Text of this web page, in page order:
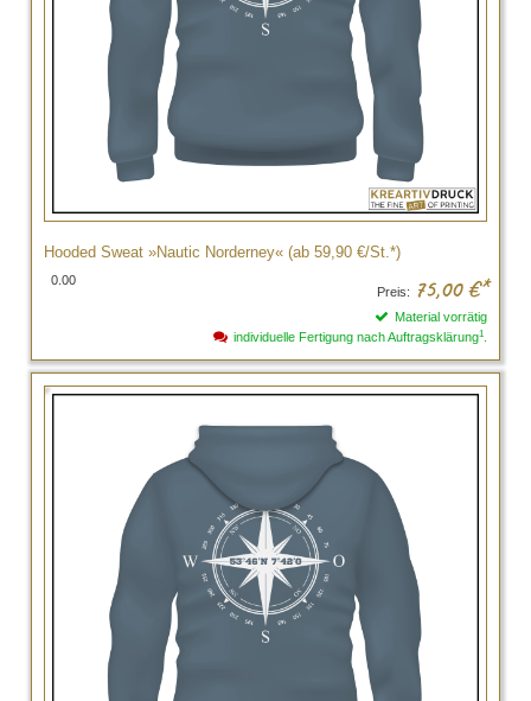
Hooded Sweat »Nautic Norderney« (ab 59,90 €/St.*)
0.00
Preis: 75,00 €*
Material vorrätig
individuelle Fertigung nach Auftragsklärung1